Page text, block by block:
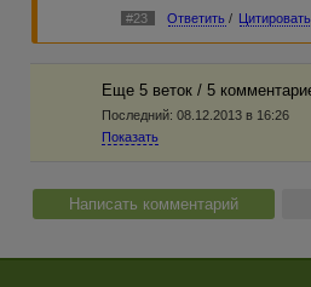
#23 Ответить / Цитировать
Еще 5 веток / 5
Последний: 08.12.2013 в 16:26
Показать
Написать комментарий